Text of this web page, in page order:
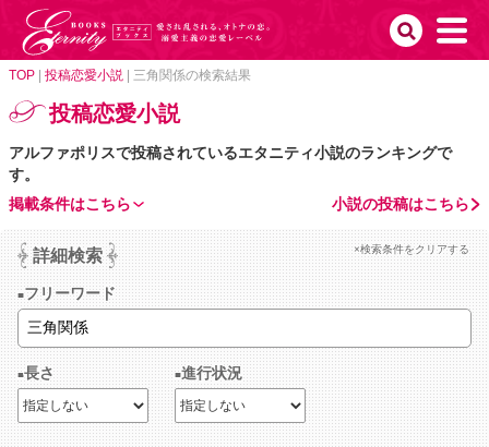
TOP 投稿恋愛小説 三角関係の検索結果
投稿恋愛小説
アルファポリスで投稿されているエタニティ小説のランキングで
す。
小説の投稿はこちら
掲載条件はこちら
詳細検索 ×検索条件をクリアする
フリーワード
長さ 進行状況